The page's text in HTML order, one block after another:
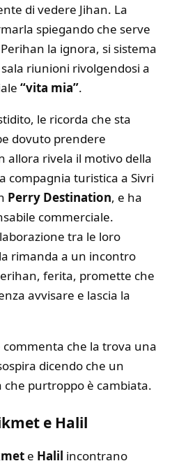
di vedere Jihan. La
spiegando che serve
la ignora, si sistema
riunioni rivolgendosi a
“vita mia”.
le ricorda che sta
dovuto prendere
allora rivela il motivo della
compagnia turistica a Sivri
Perry Destination, e ha
commerciale.
tra le loro
rimanda a un incontro
ferita, promette che
avvisare e lascia la
che la trova una
dicendo che un
purtroppo è cambiata.
e Halil
e Halil incontrano